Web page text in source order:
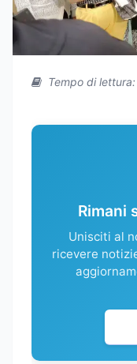
Tempo di
Rimani
Unisciti al
ricevere